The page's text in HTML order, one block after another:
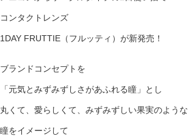
コンタクトレンズ
1DAY FRUTTIE（フルッティ）が新発売！
ブランドコンセプトを
「元気とみずみずしさがあふれる瞳」とし
丸くて、愛らしくて、みずみずしい果実のような
瞳をイメージして